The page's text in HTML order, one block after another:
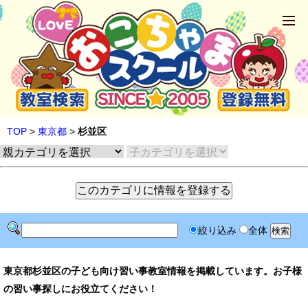
TOP > 東京都 > 杉並区
絞り込み 全体
東京都杉並区の子ども向け習い事教室情報を掲載しています。お子様
の習い事探しにお役立てください！